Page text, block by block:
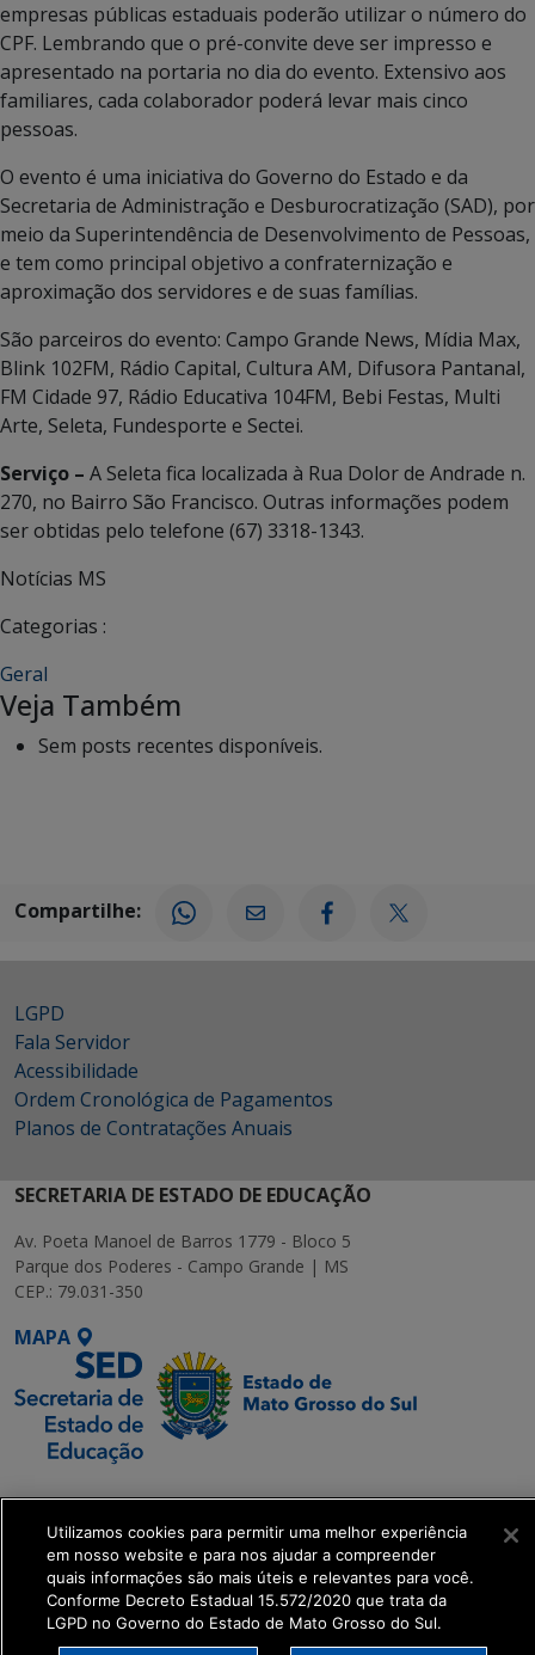
empresas públicas estaduais poderão utilizar o número do
CPF. Lembrando que o pré-convite deve ser impresso e
apresentado na portaria no dia do evento. Extensivo aos
familiares, cada colaborador poderá levar mais cinco
pessoas.
O evento é uma iniciativa do Governo do Estado e da
Secretaria de Administração e Desburocratização (SAD), por
meio da Superintendência de Desenvolvimento de Pessoas,
e tem como principal objetivo a confraternização e
aproximação dos servidores e de suas famílias.
São parceiros do evento: Campo Grande News, Mídia Max,
Blink 102FM, Rádio Capital, Cultura AM, Difusora Pantanal,
FM Cidade 97, Rádio Educativa 104FM, Bebi Festas, Multi
Arte, Seleta, Fundesporte e Sectei.
Serviço – A Seleta fica localizada à Rua Dolor de Andrade n.
270, no Bairro São Francisco. Outras informações podem
ser obtidas pelo telefone (67) 3318-1343.
Notícias MS
Categorias :
Geral
Veja Também
Sem posts recentes disponíveis.
Compartilhe:
LGPD
Fala Servidor
Acessibilidade
Ordem Cronológica de Pagamentos
Planos de Contratações Anuais
SECRETARIA DE ESTADO DE EDUCAÇÃO
Av. Poeta Manoel de Barros 1779 - Bloco 5
Parque dos Poderes - Campo Grande | MS
CEP.: 79.031-350
MAPA
SETDIG | Secretaria-
Executiva de
Transformação Digital
get_footer();
Utilizamos cookies para permitir uma melhor experiência
em nosso website e para nos ajudar a compreender
quais informações são mais úteis e relevantes para você.
Conforme Decreto Estadual 15.572/2020 que trata da
LGPD no Governo do Estado de Mato Grosso do Sul.